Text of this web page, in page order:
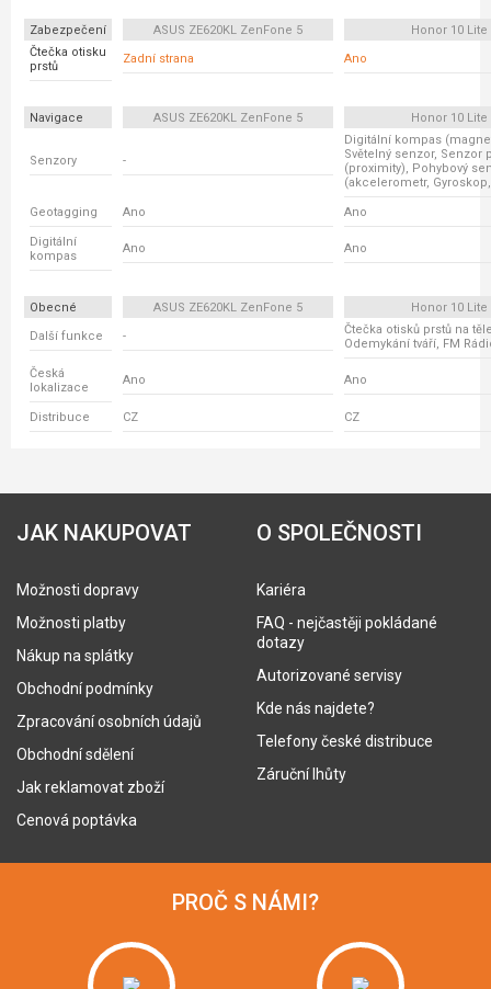
Zabezpečení ASUS ZE620KL ZenFone 5
Honor 10 Lite
Čtečka otisku
prstů
Zadní strana Ano
Navigace ASUS ZE620KL ZenFone 5 Honor 10 Lite
Senzory -
Digitální kompas
Světelný senzor, Senzor
(proximity), Pohybový
(akcelerometr,
Geotagging Ano Ano
Digitální
kompas
Ano Ano
Obecné ASUS ZE620KL ZenFone 5
Honor 10 Lite
Další funkce
-
Čtečka otisků prstů na
Odemykání tváří, FM
Česká
lokalizace
Ano Ano
Distribuce CZ CZ
JAK NAKUPOVAT
Možnosti dopravy
Možnosti platby
Nákup na splátky
Obchodní podmínky
Zpracování osobních údajů
Obchodní sdělení
Jak reklamovat zboží
Cenová poptávka
O SPOLEČNOSTI
Kariéra
FAQ - nejčastěji pokládané
dotazy
Autorizované servisy
Kde nás najdete?
Telefony české distribuce
Záruční lhůty
PROČ S NÁMI?